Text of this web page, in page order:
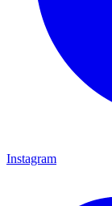
Instagram